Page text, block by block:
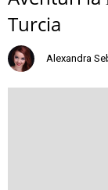
Turcia
Alexandra